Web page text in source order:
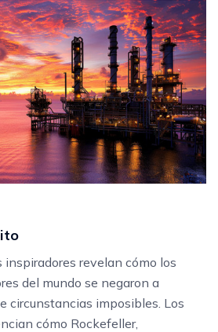
inspiradores revelan cómo los
del mundo se negaron a
circunstancias imposibles. Los
cómo Rockefeller,